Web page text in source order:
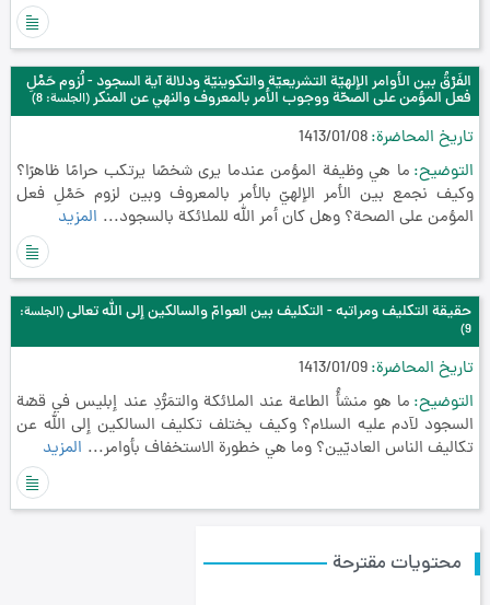
الفَرْقُ بين الأوامر الإلهيّة التشريعيّة والتكوينيّة ودلالة آية السجود - لُزوم حَمْلِ
فعل المؤمن على الصحّة ووجوب الأمر بالمعروف والنهي عن المنكر(الجلسة: 8)
تاريخ المحاضرة 1413/01/08
التوضيح ما هي وظيفة المؤمن عندما يرى شخصًا يرتكب حرامًا ظاهرًا؟
وكيف نجمع بين الأمر الإلهيّ بالأمر بالمعروف وبين لزوم حَمْلِ فعل
المؤمن على الصحة؟ وهل كان أمر الله للملائكة بالسجود... المزيد
حقيقة التكليف ومراتبه - التكليف بين العوامّ والسالكين إلى الله تعالى(الجلسة:
9)
تاريخ المحاضرة 1413/01/09
التوضيح ما هو منشأُ الطاعة عند الملائكة والتمَرُّدِ عند إبليس في قصّة
السجود لآدم عليه السلام؟ وكيف يختلف تكليف السالكين إلى الله عن
تكاليف الناس العاديّين؟ وما هي خطورة الاستخفاف بأوامر... المزيد
محتويات مقترحة